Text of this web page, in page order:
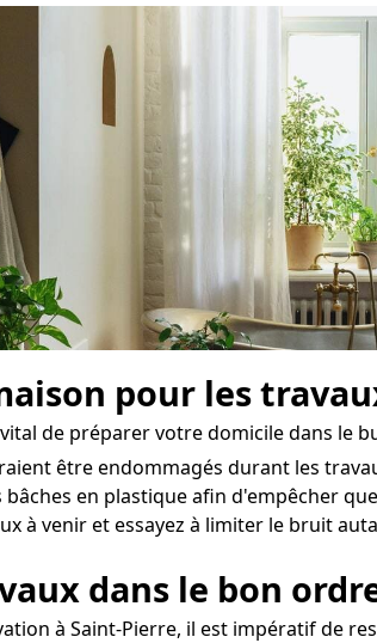
pour les
de préparer votre domicile dans le
être endommagés durant les
en plastique afin d'empêcher
à venir et essayez à limiter le bruit
dans le bon
à Saint-Pierre, il est impératif de